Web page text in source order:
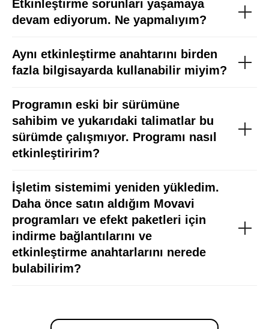
Etkinleştirme sorunları yaşamaya
devam ediyorum. Ne yapmalıyım?
Aynı etkinleştirme anahtarını birden
fazla bilgisayarda kullanabilir miyim?
Programın eski bir sürümüne
sahibim ve yukarıdaki talimatlar bu
sürümde çalışmıyor. Programı nasıl
etkinleştiririm?
İşletim sistemimi yeniden yükledim.
Daha önce satın aldığım Movavi
programları ve efekt paketleri için
indirme bağlantılarını ve
etkinleştirme anahtarlarını nerede
bulabilirim?